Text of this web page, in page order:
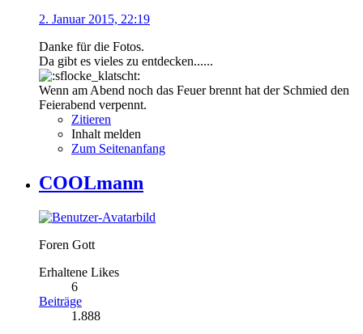
2. Januar 2015, 22:19
Danke für die Fotos.
Da gibt es vieles zu entdecken......
Wenn am Abend noch das Feuer brennt hat der Schmied den
Feierabend verpennt.
Zitieren
Inhalt melden
Zum Seitenanfang
COOLmann
Foren Gott
Erhaltene Likes
6
Beiträge
1.888